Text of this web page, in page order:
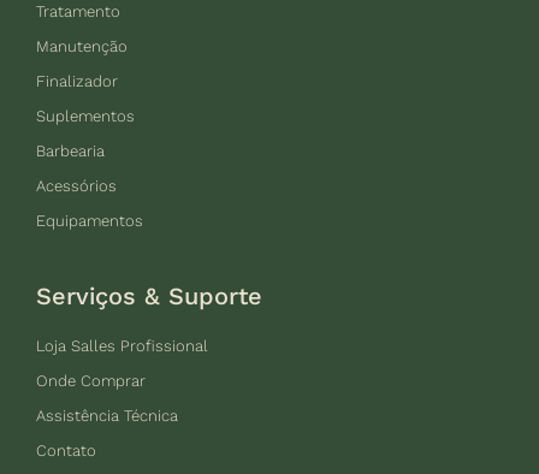
Tratamento
Manutenção
Finalizador
Suplementos
Barbearia
Acessórios
Equipamentos
Serviços & Suporte
Loja Salles Profissional
Onde Comprar
Assistência Técnica
Contato